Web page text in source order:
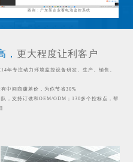
案例：广东某企业蓄电池监控系统
， 更大程度让利客户
年专注动力环境监控设备研发、生产、销售、
中间商赚差价，为你节省30%
，支持订做和OEM/ODM；130多个控标点，帮